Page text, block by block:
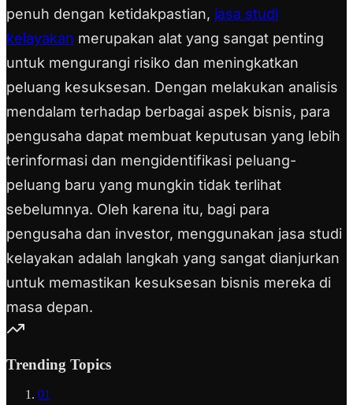
penuh dengan ketidakpastian, jasa studi
kelayakan merupakan alat yang sangat penting
untuk mengurangi risiko dan meningkatkan
peluang kesuksesan. Dengan melakukan analisis
mendalam terhadap berbagai aspek bisnis, para
pengusaha dapat membuat keputusan yang lebih
terinformasi dan mengidentifikasi peluang-
peluang baru yang mungkin tidak terlihat
sebelumnya. Oleh karena itu, bagi para
pengusaha dan investor, menggunakan jasa studi
kelayakan adalah langkah yang sangat dianjurkan
untuk memastikan kesuksesan bisnis mereka di
masa depan.
Trending Topics
01